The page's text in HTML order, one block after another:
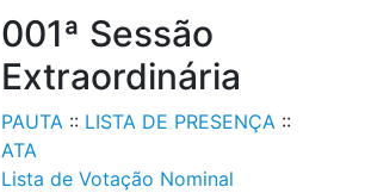
001ª Sessão
Extraordinária
PAUTA:: LISTA DE PRESENÇA::
ATA
Lista de Votação Nominal